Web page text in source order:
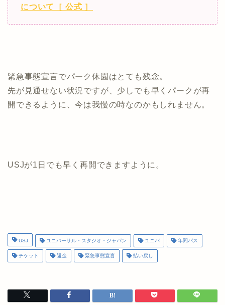
について［ 公式 ］
緊急事態宣言でパーク休園はとても残念。
先が見通せない状況ですが、少しでも早くパークが再
開できるように、今は我慢の時なのかもしれません。
USJが1日でも早く再開できますように。
USJ ユニバーサル・スタジオ・ジャパン ユニバ 年間パス
チケット 返金 緊急事態宣言 払い戻し